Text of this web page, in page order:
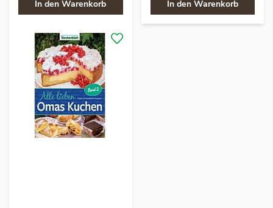
In den Warenkorb In den Warenkorb